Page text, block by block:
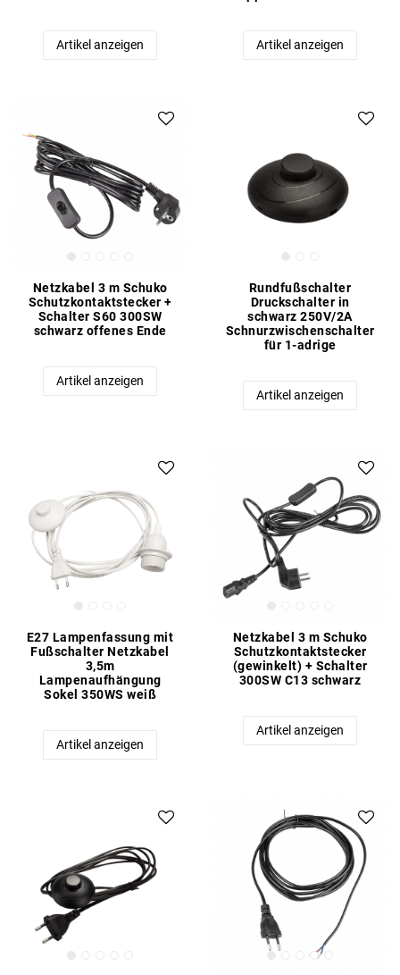
Artikel anzeigen Artikel anzeigen
Netzkabel 3 m Schuko
Schutzkontaktstecker +
Schalter S60 300SW
schwarz offenes Ende
Artikel anzeigen
Rundfußschalter
Druckschalter in
schwarz 250V/2A
Schnurzwischenschalter
für 1-adrige
Artikel anzeigen
E27 Lampenfassung mit
Fußschalter Netzkabel
3,5m
Lampenaufhängung
Sokel 350WS weiß
Artikel anzeigen
Netzkabel 3 m Schuko
Schutzkontaktstecker
(gewinkelt) + Schalter
300SW C13 schwarz
Artikel anzeigen